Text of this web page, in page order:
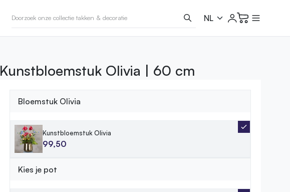
Kunstbloemstuk Olivia | 60 cm
Bloemstuk Olivia
Kunstbloemstuk Olivia
99,50
Kies je pot